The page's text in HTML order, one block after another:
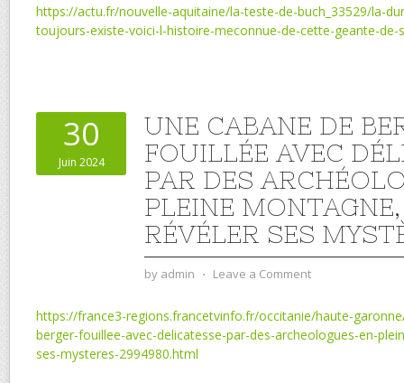
https://actu.fr/nouvelle-aquitaine/la-teste-de-buch_33529/la-
toujours-existe-voici-l-histoire-meconnue-de-cette-geante-de-
30
Juin 2024
UNE CABANE DE
FOUILLÉE AVEC
PAR DES
PLEINE
RÉVÉLER SES
by admin ⋅ Leave a Comment
https://france3-regions.francetvinfo.fr/occitanie/haute-
berger-fouillee-avec-delicatesse-par-des-archeologues-en-
ses-mysteres-2994980.html